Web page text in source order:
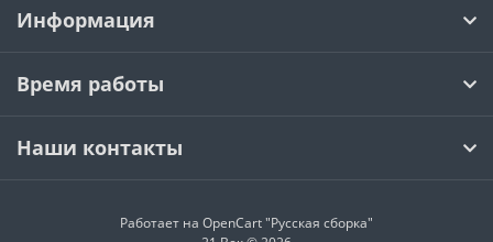
Информация
Время работы
Наши контакты
Работает на OpenCart "Русская сборка"